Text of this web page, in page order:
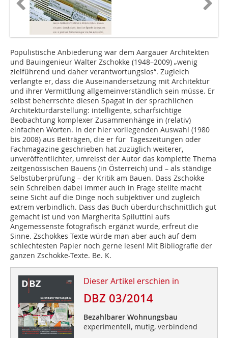
Populistische Anbiederung war dem Aargauer Architekten
und Bauingenieur Walter Zschokke (1948–2009) „wenig
zielführend und daher verantwortungslos“. Zugleich
verlangte er, dass die Auseinandersetzung mit Architektur
und ihrer Vermittlung allgemeinverständlich sein müsse. Er
selbst beherrschte diesen Spagat in der sprachlichen
Architekturdarstellung: intelligente, scharfsichtige
Beobachtung komplexer Zusammenhänge in (relativ)
einfachen Worten. In der hier vorliegenden Auswahl (1980
bis 2008) aus Beiträgen, die er für Tageszeitungen oder
Fachmagazine geschrieben hat zuzüglich weiterer,
unveröffentlichter, umreisst der Autor das komplette Thema
zeitgenössischen Bauens (in Österreich) und – als ständige
Selbstüberprüfung – der Kritik am Bauen. Dass Zschokke
sein Schreiben dabei immer auch in Frage stellte macht
seine Sicht auf die Dinge noch subjektiver und zugleich
extrem verbindlich. Dass das Buch überdurchschnittlich gut
gemacht ist und von Margherita Spiluttini aufs
Angemessenste fotografisch ergänzt wurde, erfreut die
Sinne. Zschokkes Texte würde man aber auch auf dem
schlechtesten Papier noch gerne lesen! Mit Bibliografie der
ganzen Zschokke-Texte. Be. K.
Dieser Artikel erschien in
DBZ 03/2014
Bezahlbarer Wohnungsbau
experimentell, mutig, verbindend